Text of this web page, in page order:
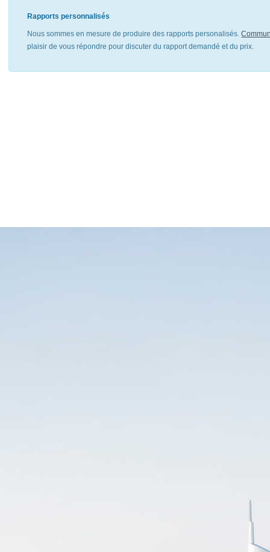
Rapports personnalisés
Nous sommes en mesure de produire des rapports personalisés.
plaisir de vous répondre pour discuter du rapport demandé et du prix.